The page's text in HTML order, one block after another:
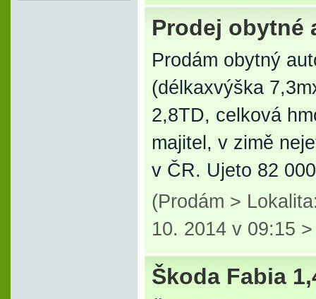
Prodej obytné
Prodám obytný
(délkaxvýška
2,8TD, celková
majitel, v zimě
v ČR. Ujeto 82
(Prodám >
10. 2014 v 09:15
Škoda Fabia